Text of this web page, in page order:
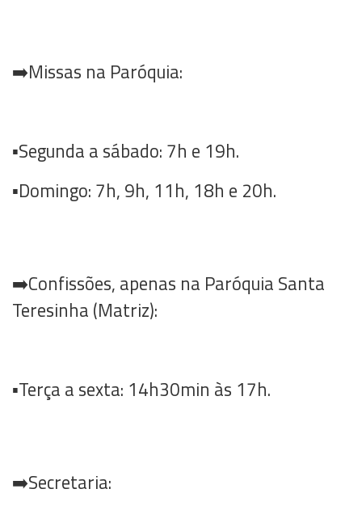
➡️Missas na Paróquia:
▪️Segunda a sábado: 7h e 19h.
▪️Domingo: 7h, 9h, 11h, 18h e 20h.
➡️Confissões, apenas na Paróquia Santa
Teresinha (Matriz):
▪️Terça a sexta: 14h30min às 17h.
➡️Secretaria: